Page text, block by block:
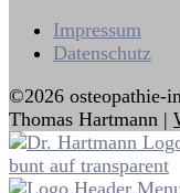
Impressum
Datenschutz
©2026 osteopathie-
Thomas Hartmann |